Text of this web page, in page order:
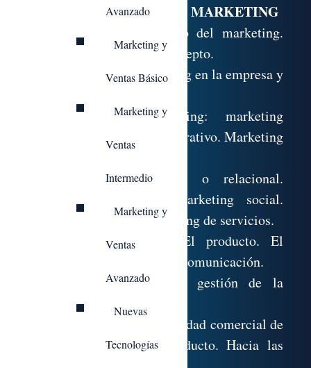
INTRODUCCIÓN AL MARKETING
1.1. Concepto y contenido del marketing.
Origen y evolución del concepto.
1.2. Funciones del marketing en la empresa y
1.3. Tipos de marketing: marketing
estratégico y marketing operativo. Marketing
Marketing de relaciones o relacional.
Marketing emocional. Marketing social.
Marketing político. Marketing de servicios.
1.4. El marketing-mix: El producto. El
precio. La distribución. La comunicación.
1.5. El marketing en la gestión de la
empresa.
1.6. Orientación de la actividad comercial de
la empresa: Hacia el producto. Hacia las
Avanzado
Marketing y
Ventas Básico
Marketing y
Ventas
Intermedio
Marketing y
Ventas
Avanzado
Nuevas
Tecnologías